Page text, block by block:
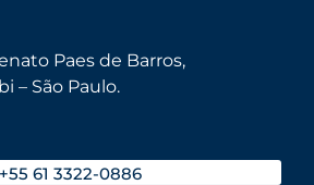
Paes de Barros,
– São Paulo.
+55 61 3322-0886